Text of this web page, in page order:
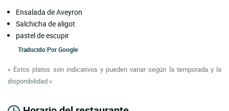
Ensalada de Aveyron
Salchicha de aligot
pastel de escupir
Traducido PorGoogle
« Estos platos son indicativos y pueden variar según la temporada y la
disponibilidad »